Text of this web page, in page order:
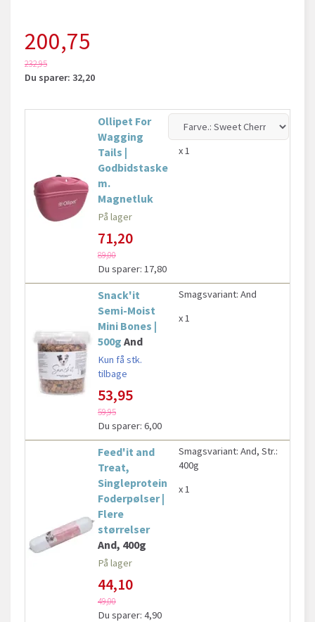
200,75
232,95
Du sparer: 32,20
Ollipet For
Wagging
Tails |
Godbidstaske
m.
Magnetluk
På lager
71,20
89,00
Du sparer: 17,80
x 1
Snack'it
Semi-Moist
Mini Bones |
500g And
Kun få stk.
tilbage
53,95
59,95
Du sparer: 6,00
Smagsvariant: And
x 1
Feed'it and
Treat,
Singleprotein
Foderpølser |
Flere
størrelser
And, 400g
På lager
44,10
49,00
Du sparer: 4,90
Smagsvariant: And, Str.:
400g
x 1